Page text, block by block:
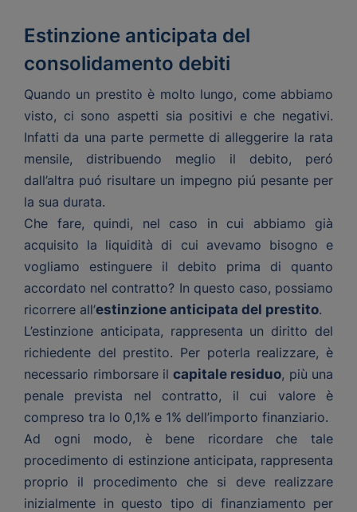
Estinzione anticipata del
consolidamento debiti
Quando un prestito è molto lungo, come abbiamo
visto, ci sono aspetti sia positivi e che negativi.
Infatti da una parte permette di alleggerire la rata
mensile, distribuendo meglio il debito, peró
dall’altra puó risultare un impegno piú pesante per
la sua durata.
Che fare, quindi, nel caso in cui abbiamo già
acquisito la liquidità di cui avevamo bisogno e
vogliamo estinguere il debito prima di quanto
accordato nel contratto? In questo caso, possiamo
ricorrere all’estinzione anticipata del prestito.
L’estinzione anticipata, rappresenta un diritto del
richiedente del prestito. Per poterla realizzare, è
necessario rimborsare il capitale residuo, più una
penale prevista nel contratto, il cui valore è
compreso tra lo 0,1% e 1% dell’importo finanziario.
Ad ogni modo, è bene ricordare che tale
procedimento di estinzione anticipata, rappresenta
proprio il procedimento che si deve realizzare
inizialmente in questo tipo di finanziamento per